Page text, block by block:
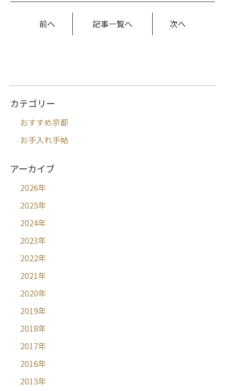
前へ 次へ
記事一覧へ
カテゴリー
おすすめ京都
お手入れ手帖
アーカイブ
2026年
2025年
2024年
2023年
2022年
2021年
2020年
2019年
2018年
2017年
2016年
2015年